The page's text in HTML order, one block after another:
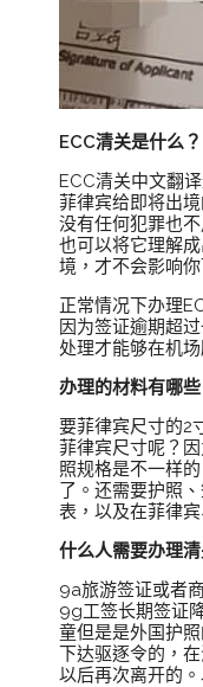
ECC清关是什么？
ECC清关中文翻
菲律宾给即将出
没有任何犯罪也
也可以将它理解
境，才不会影响
正常情况下办理
因为签证逾期超
处理才能够在机场
办理的材料有哪些
要菲律宾尺寸的2
菲律宾尺寸呢？
照规格是不一样
了。还需要护照、
表，以及在菲律宾
什么人需要办理
9a旅游签证或者
9g工签长期签证
童但是是外国护
下达驱逐令的，
以后再次离开的